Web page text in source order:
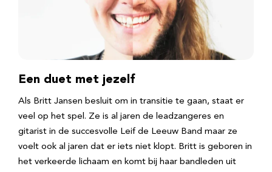
Een duet met jezelf
Als Britt Jansen besluit om in transitie te gaan, staat er
veel op het spel. Ze is al jaren de leadzangeres en
gitarist in de succesvolle Leif de Leeuw Band maar ze
voelt ook al jaren dat er iets niet klopt. Britt is geboren in
het verkeerde lichaam en komt bij haar bandleden uit